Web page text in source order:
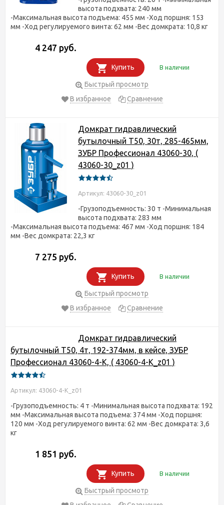
высота подхвата: 240 мм
-Максимальная высота подъема: 455 мм -Ход поршня: 153
мм -Ход регулируемого винта: 62 мм -Вес домкрата: 10,8 кг
4 247 руб.
Купить В наличии
Быстрый просмотр
В избранное
Сравнение
Домкрат гидравлический
бутылочный T50, 30т, 285-465мм,
ЗУБР Профессионал 43060-30, (
43060-30_z01 )
Артикул: 43060-30_z01
-Грузоподъемность: 30 т -Минимальная
высота подхвата: 283 мм
-Максимальная высота подъема: 467 мм -Ход поршня: 184
мм -Вес домкрата: 22,3 кг
7 275 руб.
Купить В наличии
Быстрый просмотр
В избранное
Сравнение
Домкрат гидравлический
бутылочный T50, 4т, 192-374мм, в кейсе, ЗУБР
Профессионал 43060-4-K, ( 43060-4-K_z01 )
Артикул: 43060-4-K_z01
-Грузоподъемность: 4 т -Минимальная высота подхвата: 192
мм -Максимальная высота подъема: 374 мм -Ход поршня:
120 мм -Ход регулируемого винта: 62 мм -Вес домкрата: 3,6
кг
1 851 руб.
Купить В наличии
Быстрый просмотр